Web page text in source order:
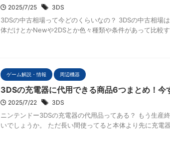
2025/7/25 3DS
3DSの中古相場って今どのくらいなの？ 3DSの中古相場
体だけとかNewや2DSとか色々種類や条件があって比較
ゲーム解説・情報 周辺機器
3DSの充電器に代用できる商品6つまとめ！今
2025/7/22 3DS
ニンテンドー3DSの充電器の代用品ってある？ もう生産
いでしょうか。 ただ長い間使ってると本体より先に充電